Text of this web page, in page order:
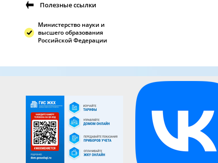
Полезные ссылки
Министерство науки и
высшего образования
Российской Федерации